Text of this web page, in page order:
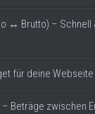
↔ Brutto) – Schnell
für deine
Beträge zwischen